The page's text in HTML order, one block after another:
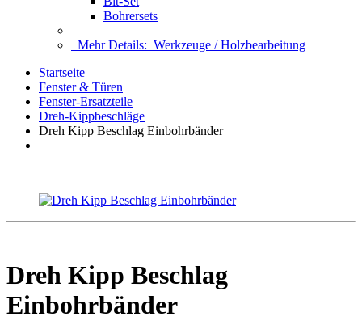
Bohrersets
Mehr Details: Werkzeuge / Holzbearbeitung
Startseite
Fenster & Türen
Fenster-Ersatzteile
Dreh-Kippbeschläge
Dreh Kipp Beschlag Einbohrbänder
Dreh Kipp Beschlag
Einbohrbänder